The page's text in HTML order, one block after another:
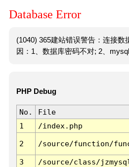
Database Error
(1040) 365建站错误警告：连接数
因：1、数据库密码不对; 2、mysql
PHP Debug
No. File
1
/index.php
2 /source/function/
3 /source/class/